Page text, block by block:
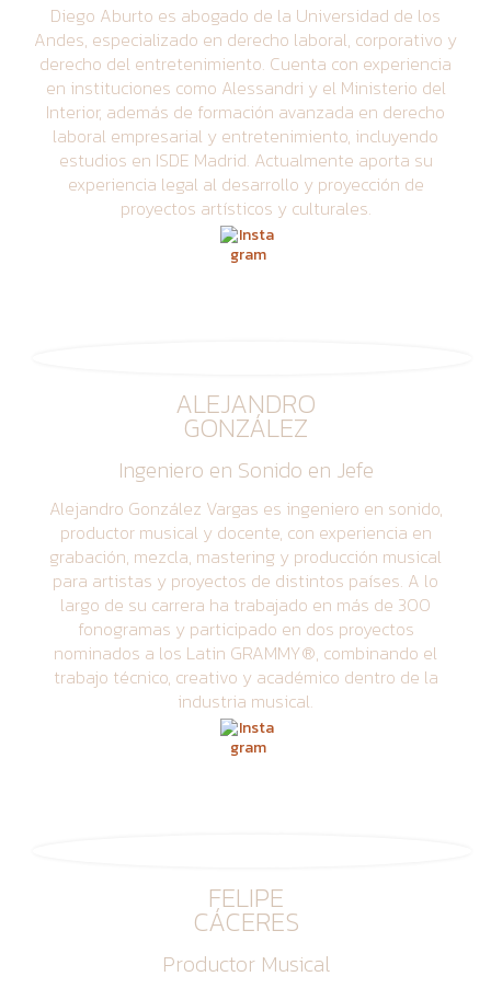
Diego Aburto es abogado de la Universidad de los
Andes, especializado en derecho laboral, corporativo y
derecho del entretenimiento. Cuenta con experiencia
en instituciones como Alessandri y el Ministerio del
Interior, además de formación avanzada en derecho
laboral empresarial y entretenimiento, incluyendo
estudios en ISDE Madrid. Actualmente aporta su
experiencia legal al desarrollo y proyección de
proyectos artísticos y culturales.
ALEJANDRO
GONZÁLEZ
Ingeniero en Sonido en Jefe
Alejandro González Vargas es ingeniero en sonido,
productor musical y docente, con experiencia en
grabación, mezcla, mastering y producción musical
para artistas y proyectos de distintos países. A lo
largo de su carrera ha trabajado en más de 300
fonogramas y participado en dos proyectos
nominados a los Latin GRAMMY®, combinando el
trabajo técnico, creativo y académico dentro de la
industria musical.
FELIPE
CÁCERES
Productor Musical